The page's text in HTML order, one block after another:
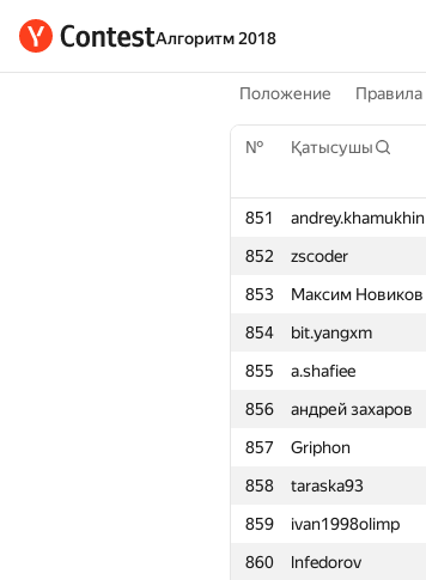
Алгоритм 2018
Положение Правила
№ Қатысушы
851 andrey.khamukhin
852
zscoder
853
Максим Новиков
854
bit.yangxm
855
a.shafiee
856
андрей захаров
857
Griphon
858
taraska93
859
ivan1998olimp
860
lnfedorov